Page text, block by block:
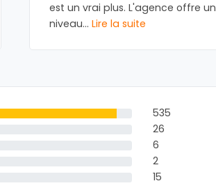
est un vrai plus. L'agence offre un
niveau... Lire la suite
535
26
6
2
15